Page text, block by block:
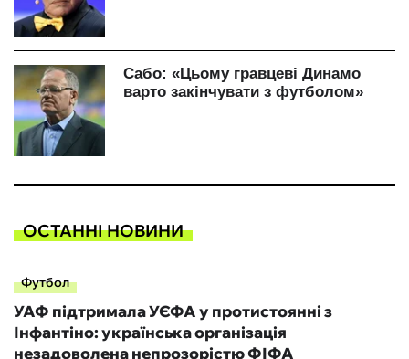
ОСТАННІ НОВИНИ
Футбол
УАФ підтримала УЄФА у протистоянні з
Інфантіно: українська організація
незадоволена непрозорістю ФІФА